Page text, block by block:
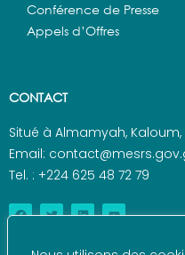
Conférence de Presse
Appels d’Offres
CONTACT
Situé à Almamyah, Kaloum,
Email:
Tel. : +224 625 48 72 79